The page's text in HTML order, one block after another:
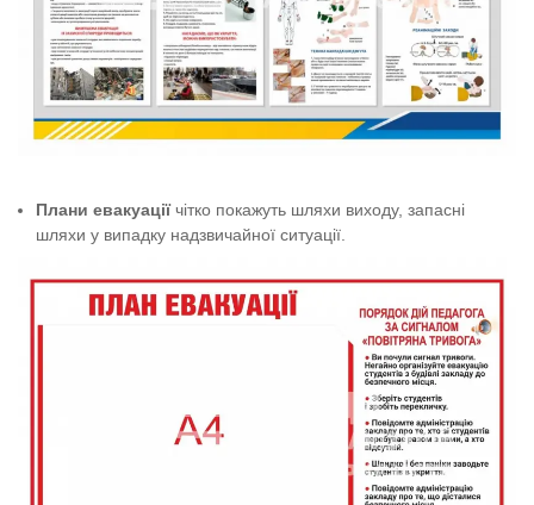
Плани евакуаціїчітко покажуть шляхи виходу, запасні
шляхи у випадку надзвичайної ситуації.